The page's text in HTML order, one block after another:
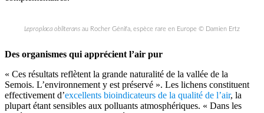
Leproplaca obliterans au Rocher Génifa, espèce rare en Europe © Damien Ertz
Des organismes qui apprécient l’air pur
« Ces résultats reflètent la grande naturalité de la vallée de la
Semois. L’environnement y est préservé ». Les lichens constituent
effectivement d’excellents bioindicateurs de la qualité de l’air, la
plupart étant sensibles aux polluants atmosphériques. « Dans les